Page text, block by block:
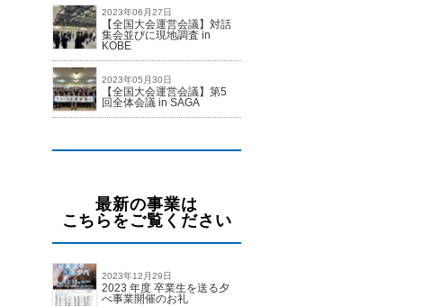
2023年06月27日
【全国大会運営会議】対話
集会並びに現地調査 in
KOBE
2023年05月30日
【全国大会運営会議】第5
回全体会議 in SAGA
最新の事業は
こちらをご覧ください
2023年12月29日
2023 年度 卒業生を送る夕
べ事業開催のお礼